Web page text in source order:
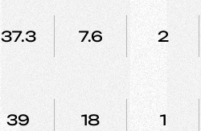
37.3 7.6 2
39 18 1